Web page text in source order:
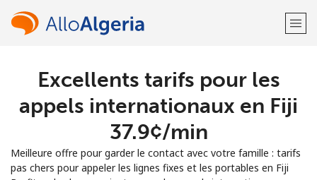
Bienvenue!
Vous avez déjà un compte?
S'enregistrer avec
Excellents tarifs pour les
appels internationaux en Fiji
⁦37.9¢⁩/min
Meilleure offre pour garder le contact avec votre famille : tarifs
pas chers pour appeler les lignes fixes et les portables en Fiji